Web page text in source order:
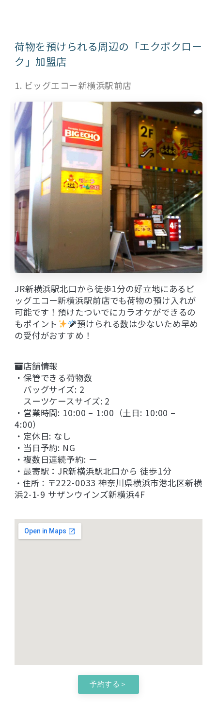
荷物を預けられる周辺の「エクボクロー
ク」加盟店
1. ビッグエコー新横浜駅前店
JR新横浜駅北口から徒歩1分の好立地にあるビ
ッグエコー新横浜駅前店でも荷物の預け入れが
可能です！預けたついでにカラオケができるの
もポイント
預けられる数は少ないため早め
の受付がおすすめ！
店舗情報
・保管できる荷物数
バッグサイズ: 2
スーツケースサイズ: 2
・営業時間: 10:00 – 1:00（土日: 10:00 –
4:00）
・定休日: なし
・当日予約: NG
・複数日連続予約: ー
・最寄駅：JR新横浜駅北口から 徒歩1分
・住所： 〒222-0033 神奈川県横浜市港北区新横
浜2-1-9 サザンウインズ新横浜4F
予約する＞